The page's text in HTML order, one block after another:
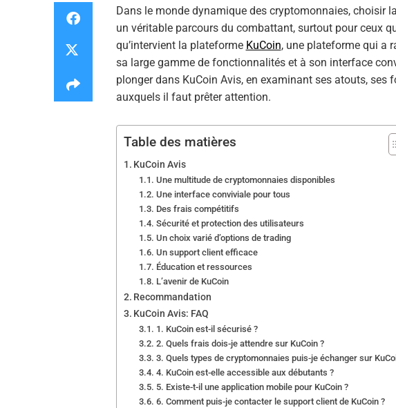
Dans le monde dynamique des cryptomonnaies, choisir
un véritable parcours du combattant, surtout pour ceux
qu’intervient la plateforme KuCoin, une plateforme qui a
sa large gamme de fonctionnalités et à son interface
plonger dans KuCoin Avis, en examinant ses atouts, ses
auxquels il faut prêter attention.
Table des matières
KuCoin Avis
Une multitude de cryptomonnaies disponibles
Une interface conviviale pour tous
Des frais compétitifs
Sécurité et protection des utilisateurs
Un choix varié d’options de trading
Un support client efficace
Éducation et ressources
L’avenir de KuCoin
Recommandation
KuCoin Avis: FAQ
1. KuCoin est-il sécurisé ?
2. Quels frais dois-je attendre sur KuCoin ?
3. Quels types de cryptomonnaies puis-je échanger sur
4. KuCoin est-elle accessible aux débutants ?
5. Existe-t-il une application mobile pour KuCoin ?
6. Comment puis-je contacter le support client de KuCoin ?